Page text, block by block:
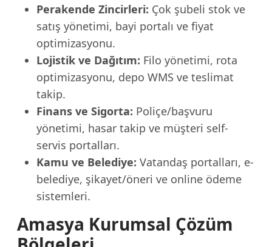
Perakende Zincirleri: Çok şubeli stok ve
satış yönetimi, bayi portalı ve fiyat
optimizasyonu.
Lojistik ve Dağıtım: Filo yönetimi, rota
optimizasyonu, depo WMS ve teslimat
takip.
Finans ve Sigorta: Poliçe/başvuru
yönetimi, hasar takip ve müşteri self-
servis portalları.
Kamu ve Belediye: Vatandaş portalları, e-
belediye, şikayet/öneri ve online ödeme
sistemleri.
Amasya Kurumsal Çözüm